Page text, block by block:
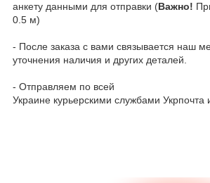
анкету данными для отправки (Важно!
0.5 м)
- После заказа с вами связывается наш
уточнения наличия и других деталей.
- Отправляем по всей
Украине курьерскими службами Укрпочта